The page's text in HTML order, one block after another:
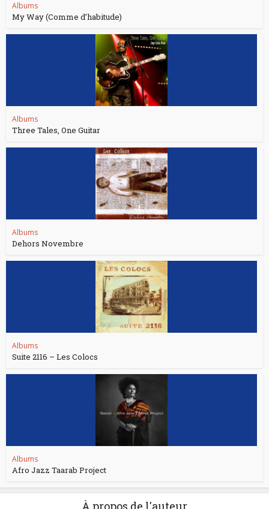
Albums
My Way (Comme d’habitude)
Albums
Three Tales, One Guitar
Albums
Dehors Novembre
Albums
Suite 2116 – Les Colocs
Albums
Afro Jazz Taarab Project